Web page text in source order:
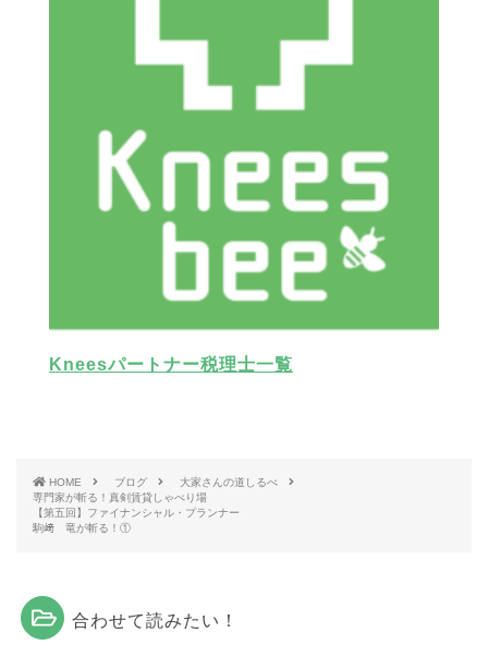
Kneesパートナー税理士一覧
HOME ブログ
大家さんの道しるべ
専門家が斬る！真剣賃貸しゃべり場
【第五回】ファイナンシャル・プランナー
駒﨑 竜が斬る！①
合わせて読みたい！